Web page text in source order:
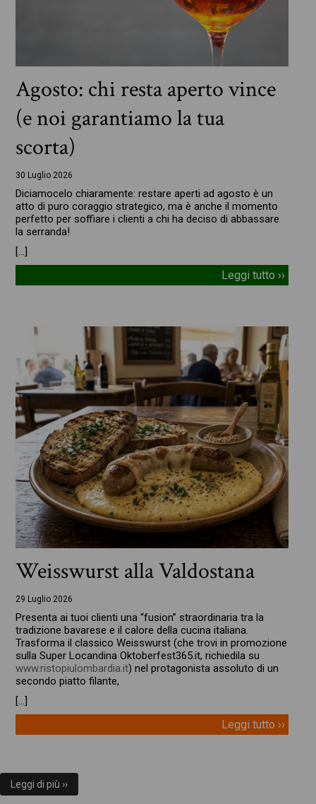
Agosto: chi resta aperto vince
(e noi garantiamo la tua
scorta)
30 Luglio 2026
Diciamocelo chiaramente: restare aperti ad agosto è un
atto di puro coraggio strategico, ma è anche il momento
perfetto per soffiare i clienti a chi ha deciso di abbassare
la serranda!
[…]
Leggi tutto ››
Weisswurst alla Valdostana
29 Luglio 2026
Presenta ai tuoi clienti una “fusion” straordinaria tra la
tradizione bavarese e il calore della cucina italiana.
Trasforma il classico Weisswurst (che trovi in promozione
sulla Super Locandina Oktoberfest365.it, richiedila su
www.ristopiulombardia.it) nel protagonista assoluto di un
secondo piatto filante,
[…]
Leggi tutto ››
Leggi di più ››